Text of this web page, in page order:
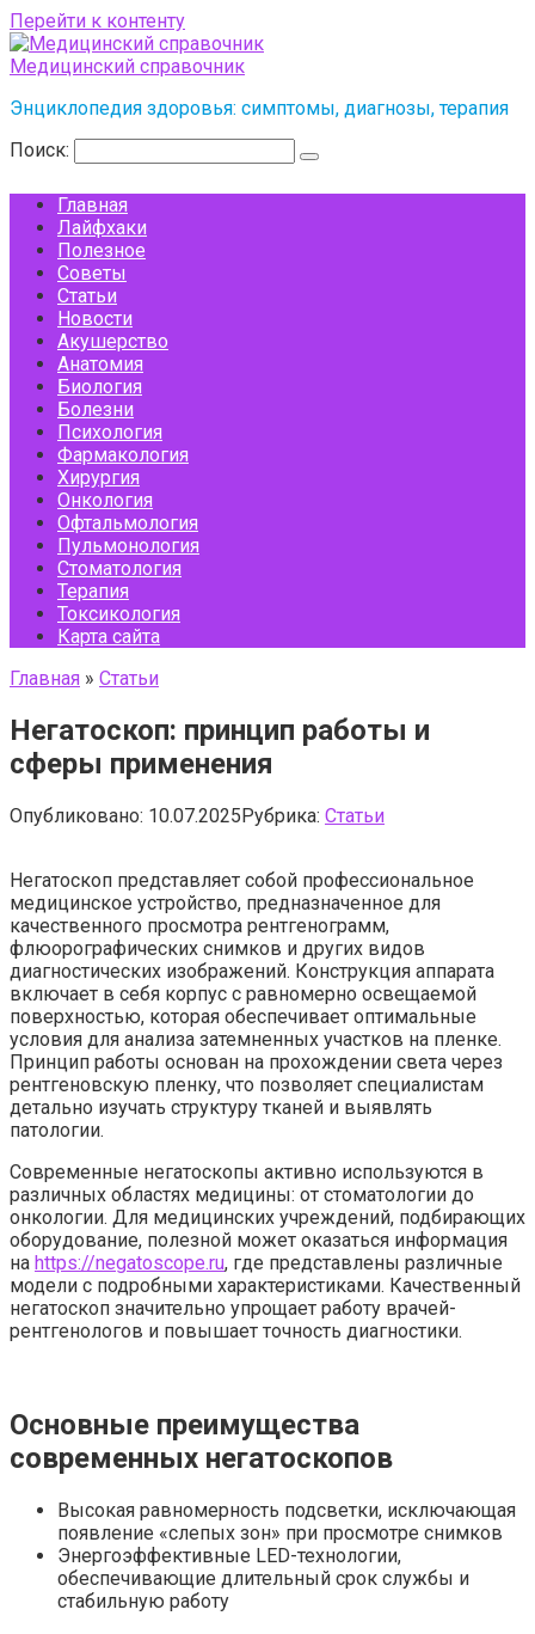
Перейти к контенту
Медицинский справочник
Энциклопедия здоровья: симптомы, диагнозы, терапия
Поиск:
Главная
Лайфхаки
Полезное
Советы
Статьи
Новости
Акушерство
Анатомия
Биология
Болезни
Психология
Фармакология
Хирургия
Онкология
Офтальмология
Пульмонология
Стоматология
Терапия
Токсикология
Карта сайта
Главная » Статьи
Негатоскоп: принцип работы и
сферы применения
Опубликовано: 10.07.2025Рубрика: Статьи
Негатоскоп представляет собой профессиональное
медицинское устройство, предназначенное для
качественного просмотра рентгенограмм,
флюорографических снимков и других видов
диагностических изображений. Конструкция аппарата
включает в себя корпус с равномерно освещаемой
поверхностью, которая обеспечивает оптимальные
условия для анализа затемненных участков на пленке.
Принцип работы основан на прохождении света через
рентгеновскую пленку, что позволяет специалистам
детально изучать структуру тканей и выявлять
патологии.
Современные негатоскопы активно используются в
различных областях медицины: от стоматологии до
онкологии. Для медицинских учреждений, подбирающих
оборудование, полезной может оказаться информация
на https://negatoscope.ru, где представлены различные
модели с подробными характеристиками. Качественный
негатоскоп значительно упрощает работу врачей-
рентгенологов и повышает точность диагностики.
Основные преимущества
современных негатоскопов
Высокая равномерность подсветки, исключающая
появление «слепых зон» при просмотре снимков
Энергоэффективные LED-технологии,
обеспечивающие длительный срок службы и
стабильную работу